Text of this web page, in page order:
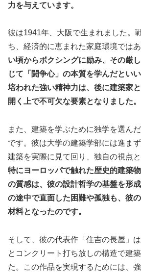
力を与えています。
彼は1941年、大阪で生まれました。
ち、経済的に恵まれた家庭環境では
い頃からボクシングに励み、その厳
じて「闘争心」の本質を学んだとい
培われた強い精神力は、後に建築家
開く上で不可欠な要素となりました。
また、建築を学ぶために独学を選ん
です。彼は大学の建築学部には進ま
建築を実際に見て回り、独自の視点
特にヨーロッパで触れた歴史的建築
の質感は、彼の設計哲学の基盤を形
の途中で直面した困難や孤独も、彼
材料となったのです。
そして、彼の代表作「住吉の長屋」
とコンクリート打ち放しの構造で建
た。この作品を実現するためには、